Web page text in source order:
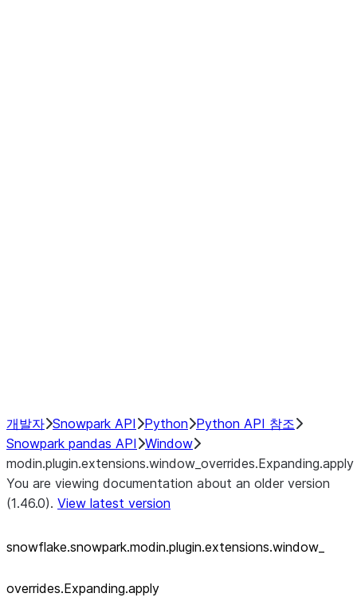
개발자 Snowpark API Python Python API 참조
Snowpark pandas API Window
modin.plugin.extensions.window_overrides.Expanding.apply
You are viewing documentation about an older version
(1.46.0). View latest version
snowflake.snowpark.modin.plugin.extensions.window_
overrides.Expanding.apply